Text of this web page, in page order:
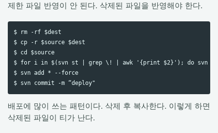
제한 파일 반영이 안 된다. 삭제된 파일을 반영해야 한다.
$ rm -rf $dest
$ cp -r $source $dest
$ cd $source
$ for i in $(svn st | grep \! | awk '{print $2}'); do svn
$ svn add * --force
배포에 많이 쓰는 패턴이다. 삭제 후 복사한다. 이렇게 하면
삭제된 파일이 티가 난다.